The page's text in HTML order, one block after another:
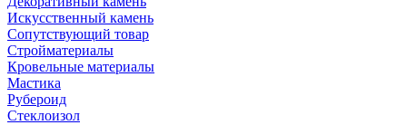
Искусственный камень
Сопутствующий товар
Стройматериалы
Кровельные материалы
Мастика
Рубероид
Стеклоизол